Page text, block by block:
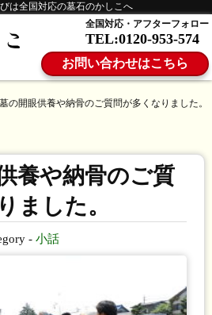
は全国対応の墓石のかしこへ
全国対応・アフターフォロー
TEL:0120-953-574
お問い合わせはこちら
の開眼供養や納骨のご質問が多くなりました。
養や納骨のご質
ました。
-小話